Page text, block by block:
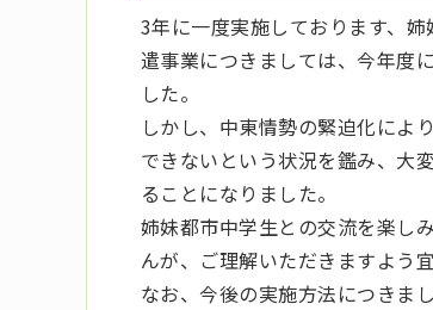
3年に一度実施しております、
遣事業につきましては、今年度
した。
しかし、中東情勢の緊迫化によ
できないという状況を鑑み、大
ることになりました。
姉妹都市中学生との交流を楽し
んが、ご理解いただきますよう
なお、今後の実施方法につきま